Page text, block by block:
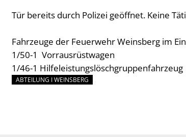
Tür bereits durch Polizei geöffnet. Keine
Fahrzeuge der Feuerwehr Weinsberg im
1/50-1 Vorrausrüstwagen
1/46-1 Hilfeleistungslöschgruppenfahrzeug
ABTEILUNG I WEINSBERG